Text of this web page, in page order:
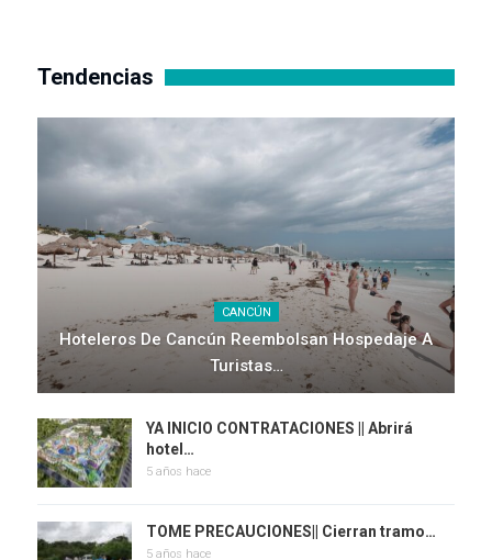
Tendencias
CANCÚN
Hoteleros De Cancún Reembolsan Hospedaje A
Turistas…
YA INICIO CONTRATACIONES || Abrirá
hotel…
5 años hace
TOME PRECAUCIONES|| Cierran tramo…
5 años hace